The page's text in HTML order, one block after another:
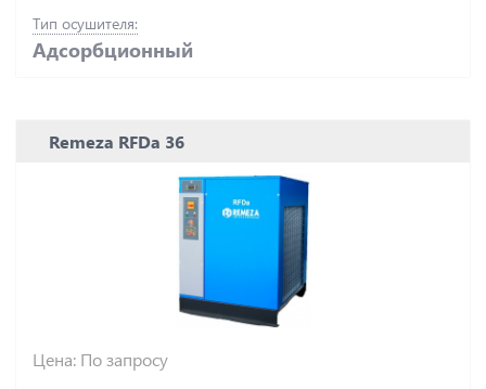
Тип осушителя:
Адсорбционный
Remeza RFDa 36
Цена: По запросу